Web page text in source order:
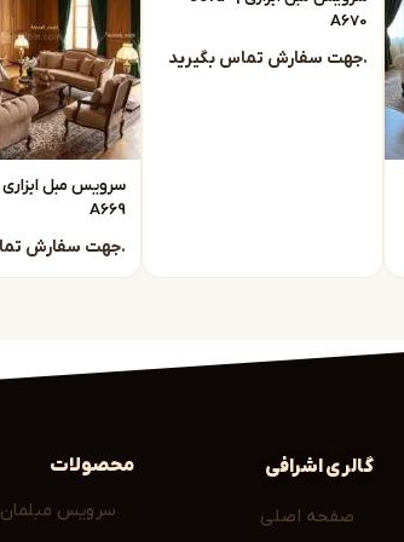
داریم و رضایت مشتریان ما، گواه کیفیت محصولات
شماست. اگر به دنبال
A670
جهت سفارش تماس بگیرید.
A669
جهت سفارش تماس بگیرید.
گالری اشرافی محصولات
صفحه اصلی سرویس مبلمان